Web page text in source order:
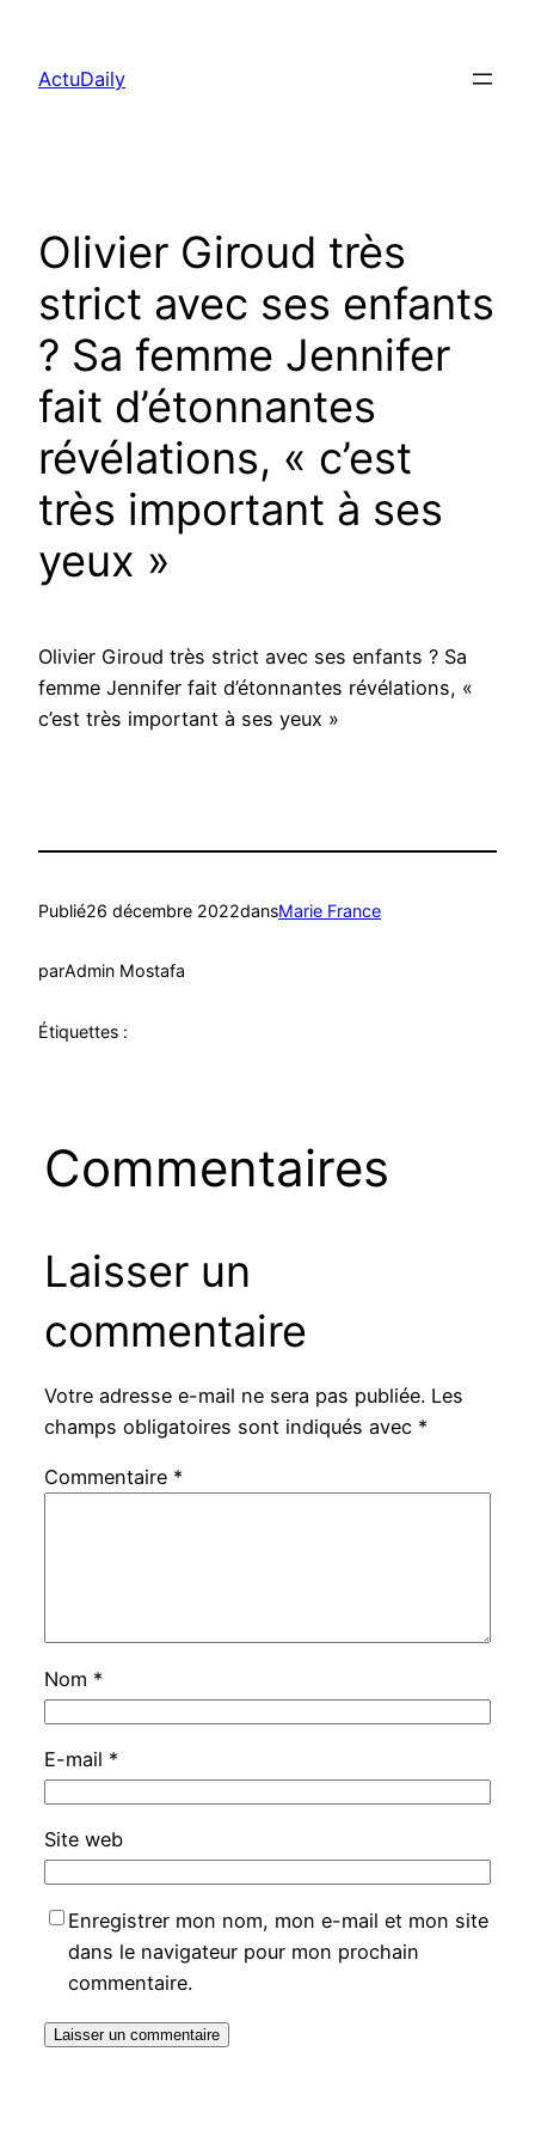
contenu
ActuDaily
Olivier Giroud très
strict avec ses enfants
? Sa femme Jennifer
fait d’étonnantes
révélations, « c’est
très important à ses
yeux »
Olivier Giroud très strict avec ses enfants ? Sa
femme Jennifer fait d’étonnantes révélations, «
c’est très important à ses yeux »
Publié26 décembre 2022dansMarie France
parAdmin Mostafa
Étiquettes :
Commentaires
Laisser un
commentaire
Votre adresse e-mail ne sera pas publiée. Les
champs obligatoires sont indiqués avec *
Commentaire *
Nom *
E-mail *
Site web
Enregistrer mon nom, mon e-mail et mon site
dans le navigateur pour mon prochain
commentaire.